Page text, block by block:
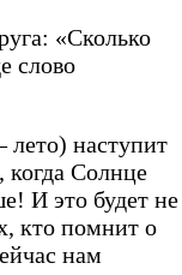
«Сколько
слово
лето) наступит
когда Солнце
И это будет не
кто помнит о
нам